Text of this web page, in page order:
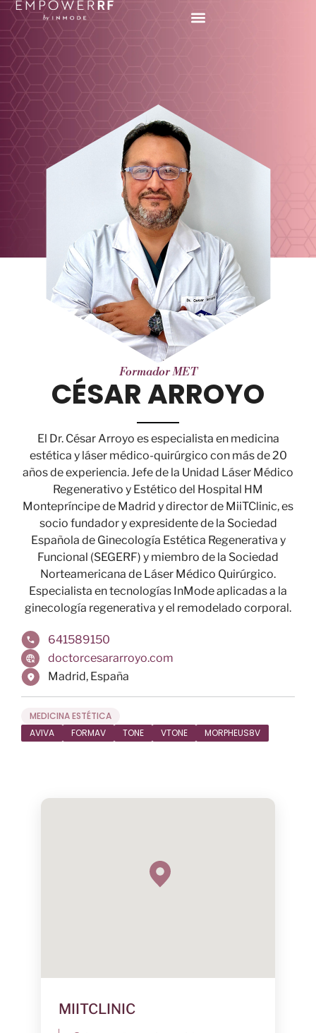
Formador MET
CÉSAR ARROYO
El Dr. César Arroyo es especialista en medicina
estética y láser médico-quirúrgico con más de 20
años de experiencia. Jefe de la Unidad Láser Médico
Regenerativo y Estético del Hospital HM
Montepríncipe de Madrid y director de MiiTClinic, es
socio fundador y expresidente de la Sociedad
Española de Ginecología Estética Regenerativa y
Funcional (SEGERF) y miembro de la Sociedad
Norteamericana de Láser Médico Quirúrgico.
Especialista en tecnologías InMode aplicadas a la
ginecología regenerativa y el remodelado corporal.
641589150
doctorcesararroyo.com
Madrid, España
MEDICINA ESTÉTICA
AVIVA
FORMAV TONE VTONE MORPHEUS8V
MIITCLINIC